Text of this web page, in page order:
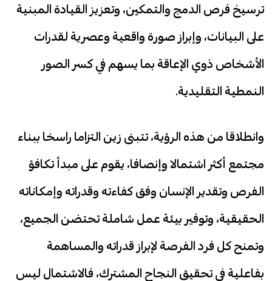
ترسيخ فرص الدمج والتمكين، وتعزيز القيادة المبنية
على البيانات، وإبراز صورة واقعية وعصرية لقدرات
الأشخاص ذوي الإعاقة بما يسهم في كسر الصور
النمطية التقليدية.
وانطلاقا من هذه الرؤية، تتبنى زين التزاما راسخا ببناء
مجتمع أكثر اشتمالا وإنصافا، يقوم على مبدأ تكافؤ
الفرص وتقدير الإنسان وفق كفاءته وقدراته وإمكاناته
الحقيقية، وتوفير بيئة عمل شاملة تحتضن الجميع،
وتمنح كل فرد الفرصة لإبراز قدراته والمساهمة
بفاعلية في تحقيق النجاح المشترك، فالاشتمال ليس